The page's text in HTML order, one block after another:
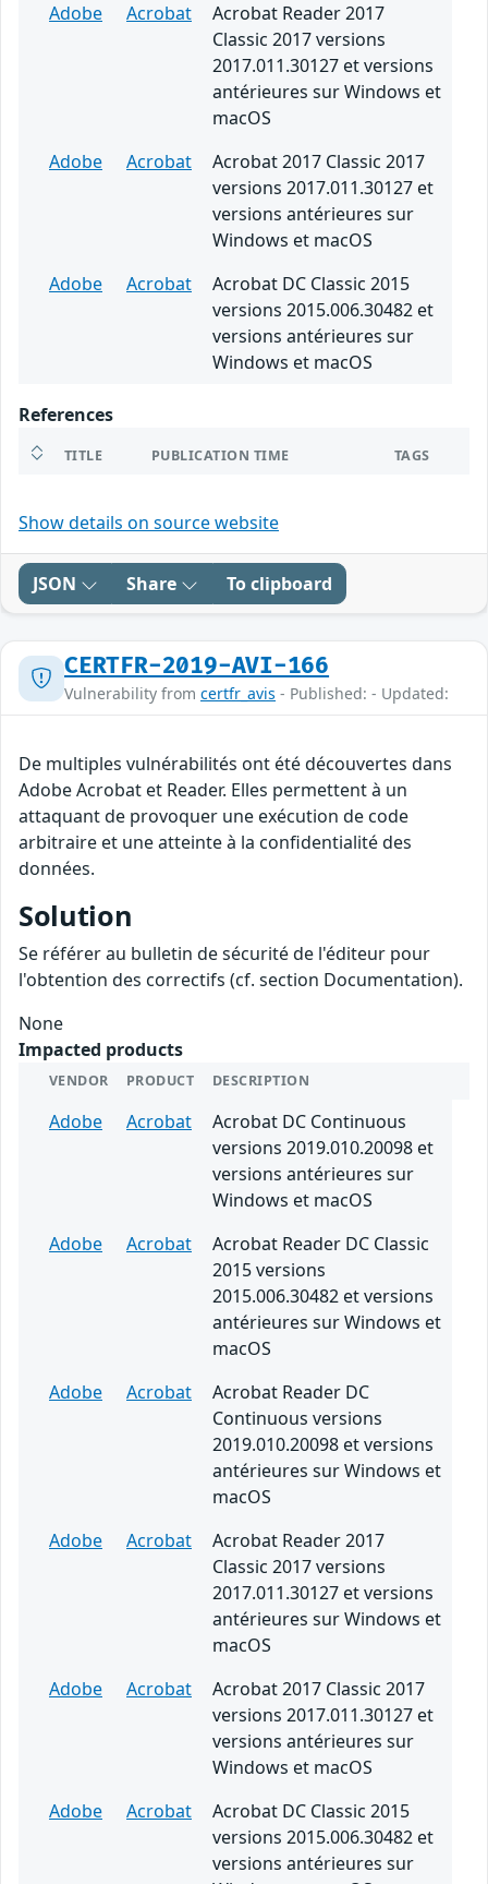
Adobe
Acrobat
Acrobat Reader 2017
Classic 2017 versions
2017.011.30127 et versions
antérieures sur Windows et
macOS
Adobe
Acrobat
Acrobat 2017 Classic 2017
versions 2017.011.30127 et
versions antérieures sur
Windows et macOS
Adobe
Acrobat
Acrobat DC Classic 2015
versions 2015.006.30482 et
versions antérieures sur
Windows et macOS
References
TITLE PUBLICATION TIME TAGS
Show details on source website
JSON Share To clipboard
CERTFR-2019-AVI-166
Vulnerability from certfr_avis - Published: - Updated:
De multiples vulnérabilités ont été découvertes dans
Adobe Acrobat et Reader. Elles permettent à un
attaquant de provoquer une exécution de code
arbitraire et une atteinte à la confidentialité des
données.
Solution
Se référer au bulletin de sécurité de l'éditeur pour
l'obtention des correctifs (cf. section Documentation).
None
Impacted products
VENDOR PRODUCT DESCRIPTION
Adobe Acrobat
Acrobat DC Continuous
versions 2019.010.20098 et
versions antérieures sur
Windows et macOS
Adobe
Acrobat
Acrobat Reader DC Classic
2015 versions
2015.006.30482 et versions
antérieures sur Windows et
macOS
Adobe
Acrobat
Acrobat Reader DC
Continuous versions
2019.010.20098 et versions
antérieures sur Windows et
macOS
Adobe
Acrobat
Acrobat Reader 2017
Classic 2017 versions
2017.011.30127 et versions
antérieures sur Windows et
macOS
Adobe
Acrobat
Acrobat 2017 Classic 2017
versions 2017.011.30127 et
versions antérieures sur
Windows et macOS
Adobe
Acrobat
Acrobat DC Classic 2015
versions 2015.006.30482 et
versions antérieures sur